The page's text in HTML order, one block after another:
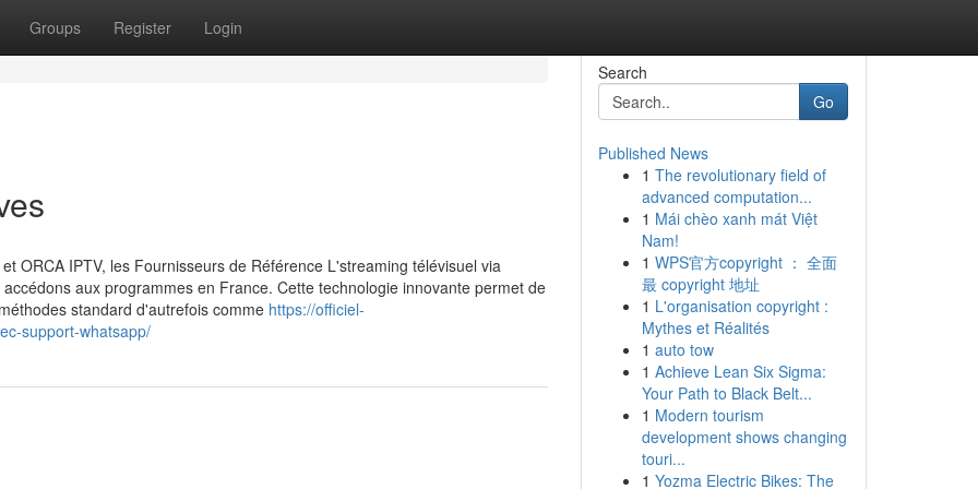
Groups Register Login
ORCA IPTV, les Fournisseurs de Référence L'streaming télévisuel via
aux programmes en France. Cette technologie innovante permet de
standard d'autrefois comme https://officiel-
support-whatsapp/
Search
Go
Published News
1 The revolutionary field of
advanced computation...
1 Mái chèo xanh mát Việt
Nam!
1 WPS官方copyright ： 全面
最 copyright 地址
1 L'organisation copyright :
Mythes et Réalités
1 auto tow
1 Achieve Lean Six Sigma:
Your Path to Black Belt...
1 Modern tourism
development shows changing
touri...
1 Yozma Electric Bikes: The